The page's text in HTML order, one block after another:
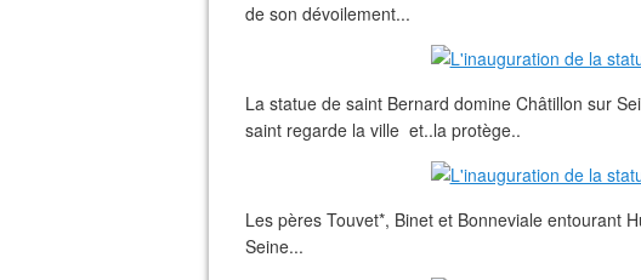
de son dévoilement...
La statue de saint Bernard domine Châtillon sur
saint regarde la ville et..la protège..
Les pères Touvet*, Binet et Bonneviale entourant
Seine...